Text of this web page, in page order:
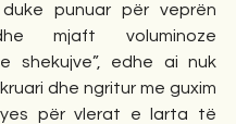
punuar për veprën
mjaft voluminoze
shekujve”, edhe ai nuk
dhe ngritur me guxim
për vlerat e larta të